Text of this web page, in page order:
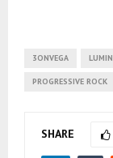
3ONVEGA
PROGRESSIVE ROCK
SHARE